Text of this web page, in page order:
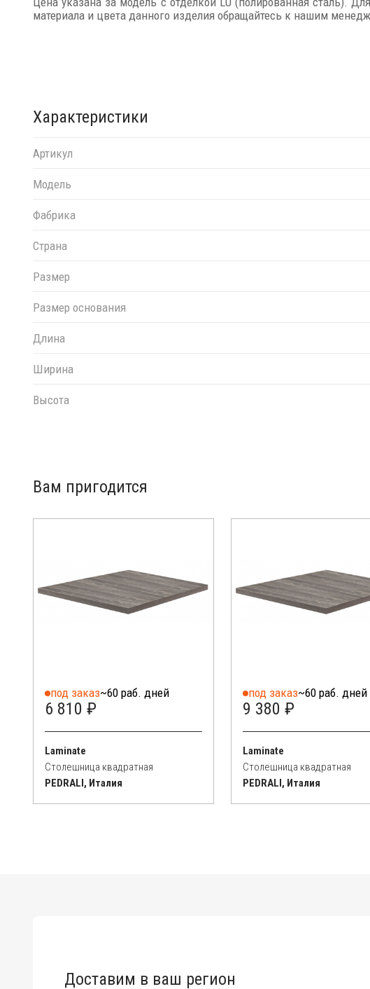
материала и цвета данного изделия обращайтесь к нашим
Характеристики
Артикул
Модель
Фабрика
Страна
Размер
Размер основания
Длина
Ширина
Высота
Вам пригодится
под заказ~60 раб. дней
6 810 ₽
Laminate
Столешница квадратная
PEDRALI, Италия
под заказ~60 раб. дней
9 380 ₽
Laminate
Столешница квадратная
PEDRALI, Италия
Доставим в ваш регион